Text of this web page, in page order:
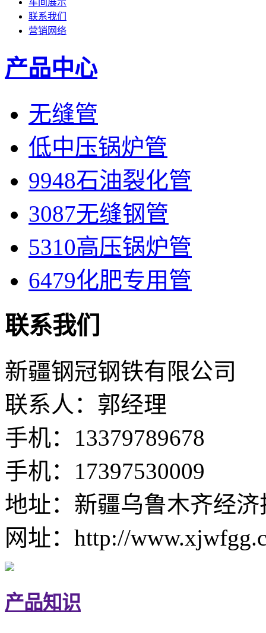
车间展示
联系我们
营销网络
产品中心
无缝管
低中压锅炉管
9948石油裂化管
3087无缝钢管
5310高压锅炉管
6479化肥专用管
联系我们
新疆钢冠钢铁有限公司
联系人：郭经理
手机：13379789678
手机：17397530009
地址：新疆乌鲁木齐经
网址：http://
产品知识